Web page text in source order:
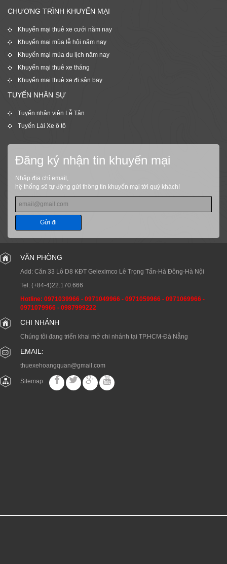
CHƯƠNG TRÌNH KHUYẾN MẠI
Khuyến mại thuê xe cưới năm nay
Khuyến mại mùa lễ hội năm nay
Khuyến mại mùa du lịch năm nay
Khuyến mại thuê xe tháng
Khuyến mại thuê xe đi sân bay
TUYỂN NHÂN SỰ
Tuyển nhân viên Lễ Tân
Tuyển Lái Xe ô tô
Đăng ký nhận tin khuyến mại
Nhập địa chỉ email,
hệ thống sẽ tự động gửi thông tin khuyến mại tới quý khách!
Gửi đi
VĂN PHÒNG
Add: Căn 33 Lô D8 KĐT Geleximco Lê Trọng Tấn-Hà Đông-Hà Nội
Tel: (+84-4)22.170.666
Hotline: 0971039966 - 0971049966 - 0971059966 - 0971069966 -
0971079966 - 0987999222
CHI NHÁNH
Chúng tôi đang triển khai mở chi nhánh tại TP.HCM-Đà Nẵng
EMAIL:
thuexehoangquan@gmail.com
Sitemap